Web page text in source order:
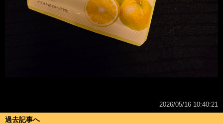
2026/05/16 10:40:21
過去記事へ